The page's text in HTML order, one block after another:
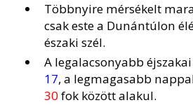
Többnyire mérsékelt
csak este a Dunántúlon
északi szél.
A legalacsonyabb
17, a legmagasabb
30fok között alakul.